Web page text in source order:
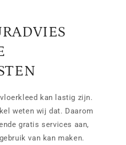
kan lastig zijn.
weten wij dat. Daarom
gratis services aan,
van kan maken.